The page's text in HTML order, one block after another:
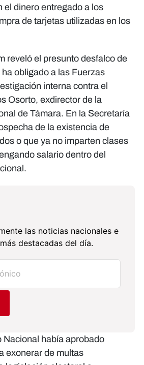
el dinero entregado a los
de tarjetas utilizadas en los
reveló el presunto desfalco de
obligado a las Fuerzas
interna contra el
Osorto, exdirector de la
de Támara. En la Secretaría
de la existencia de
o que ya no imparten clases
salario dentro del
las noticias nacionales e
destacadas del día.
Nacional había aprobado
exonerar de multas